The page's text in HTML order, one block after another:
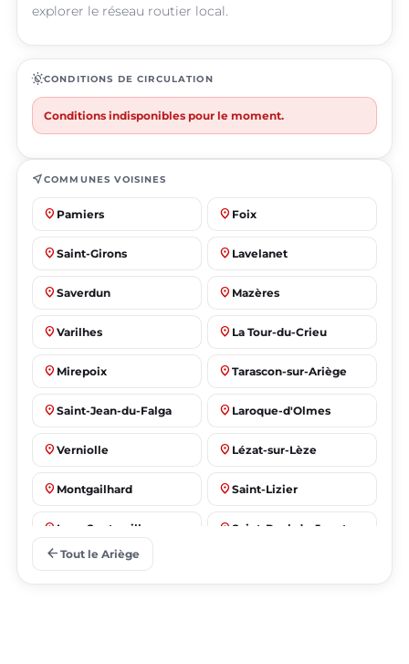
explorer le réseau routier local.
routineCONDITIONS DE CIRCULATION
Conditions indisponibles pour le moment.
near_meCOMMUNES VOISINES
place Pamiers place Foix
place Saint-Girons place Lavelanet
place Saverdun place Mazères
place Varilhes place La Tour-du-Crieu
place Mirepoix place Tarascon-sur-Ariège
place Saint-Jean-du-Falga place Laroque-d'Olmes
place Verniolle place Lézat-sur-Lèze
place Montgailhard place Saint-Lizier
place Lorp-Sentaraille place Saint-Paul-de-Jarrat
arrow_back Tout le Ariège